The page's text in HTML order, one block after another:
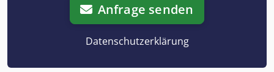
Anfrage senden
Datenschutzerklärung